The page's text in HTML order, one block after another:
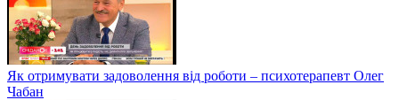
Як отримувати задоволення від роботи – психотерапевт Олег
Чабан